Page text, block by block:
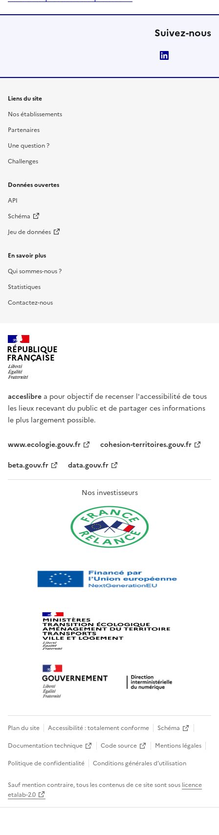
Suivez-nous
Liens du site
Nos établissements
Partenaires
Une question ?
Challenges
Données ouvertes
API
Schéma
Jeu de données
En savoir plus
Qui sommes-nous ?
Statistiques
Contactez-nous
RÉPUBLIQUE
FRANÇAISE
acceslibre a pour objectif de recenser l'accessibilité de tous
les lieux recevant du public et de partager ces informations
le plus largement possible.
www.ecologie.gouv.fr
cohesion-territoires.gouv.fr
beta.gouv.fr
data.gouv.fr
Nos investisseurs
Plan du site Accessibilité : totalement conforme
Schéma
Documentation technique
Code source
Mentions légales
Politique de confidentialité
Conditions générales d’utilisation
Sauf mention contraire, tous les contenus de ce site sont sous licence
etalab-2.0